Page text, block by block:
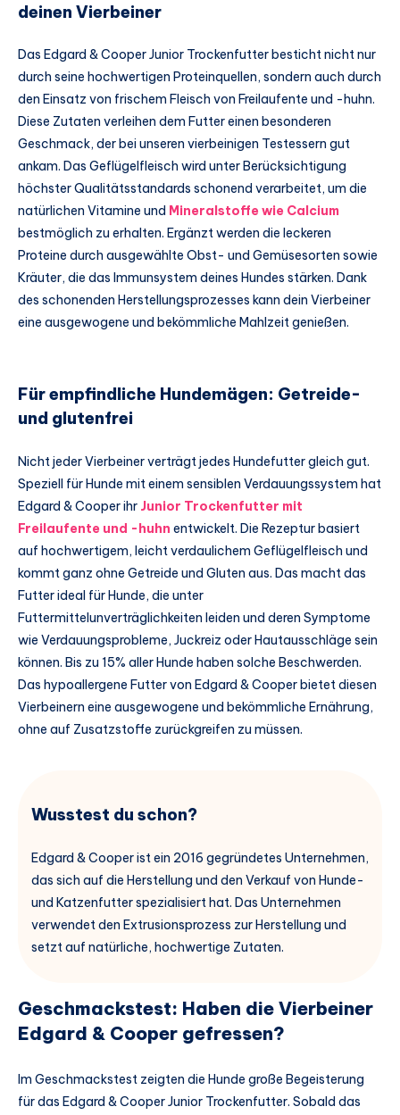
deinen Vierbeiner
Das Edgard & Cooper Junior Trockenfutter besticht nicht nur
durch seine hochwertigen Proteinquellen, sondern auch durch
den Einsatz von frischem Fleisch von Freilaufente und -huhn.
Diese Zutaten verleihen dem Futter einen besonderen
Geschmack, der bei unseren vierbeinigen Testessern gut
ankam. Das Geflügelfleisch wird unter Berücksichtigung
höchster Qualitätsstandards schonend verarbeitet, um die
natürlichen Vitamine und Mineralstoffe wie Calcium
bestmöglich zu erhalten. Ergänzt werden die leckeren
Proteine durch ausgewählte Obst- und Gemüsesorten sowie
Kräuter, die das Immunsystem deines Hundes stärken. Dank
des schonenden Herstellungsprozesses kann dein Vierbeiner
eine ausgewogene und bekömmliche Mahlzeit genießen.
Für empfindliche Hundemägen: Getreide-
und glutenfrei
Nicht jeder Vierbeiner verträgt jedes Hundefutter gleich gut.
Speziell für Hunde mit einem sensiblen Verdauungssystem hat
Edgard & Cooper ihr Junior Trockenfutter mit
Freilaufente und -huhn entwickelt. Die Rezeptur basiert
auf hochwertigem, leicht verdaulichem Geflügelfleisch und
kommt ganz ohne Getreide und Gluten aus. Das macht das
Futter ideal für Hunde, die unter
Futtermittelunverträglichkeiten leiden und deren Symptome
wie Verdauungsprobleme, Juckreiz oder Hautausschläge sein
können. Bis zu 15% aller Hunde haben solche Beschwerden.
Das hypoallergene Futter von Edgard & Cooper bietet diesen
Vierbeinern eine ausgewogene und bekömmliche Ernährung,
ohne auf Zusatzstoffe zurückgreifen zu müssen.
Wusstest du schon?
Edgard & Cooper ist ein 2016 gegründetes Unternehmen,
das sich auf die Herstellung und den Verkauf von Hunde-
und Katzenfutter spezialisiert hat. Das Unternehmen
verwendet den Extrusionsprozess zur Herstellung und
setzt auf natürliche, hochwertige Zutaten.
Geschmackstest: Haben die Vierbeiner
Edgard & Cooper gefressen?
Im Geschmackstest zeigten die Hunde große Begeisterung
für das Edgard & Cooper Junior Trockenfutter. Sobald das